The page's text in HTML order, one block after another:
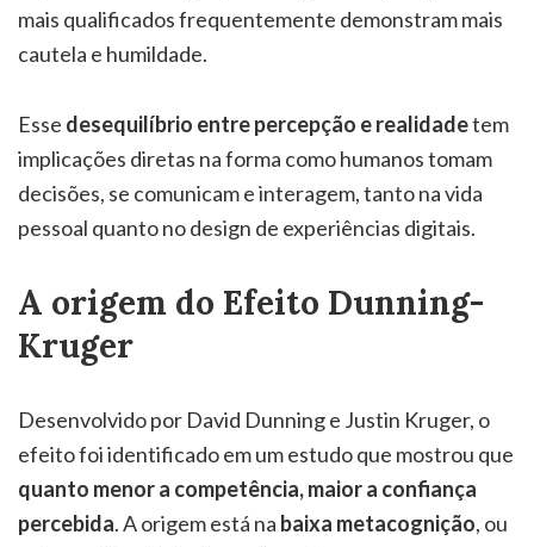
mais qualificados frequentemente demonstram mais
cautela e humildade.
Esse desequilíbrio entre percepção e realidadetem
implicações diretas na forma como humanos tomam
decisões, se comunicam e interagem, tanto na vida
pessoal quanto no design de experiências digitais.
A origem do Efeito Dunning-
Kruger
Desenvolvido por David Dunning e Justin Kruger, o
efeito foi identificado em um estudo que mostrou que
quanto menor a competência, maior a confiança
percebida. A origem está na baixa metacognição, ou